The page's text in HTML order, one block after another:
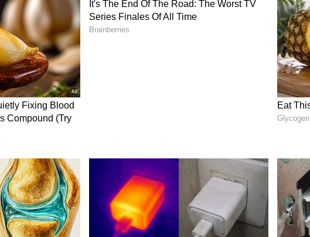
கும்மனூர், ஆங்காடு, அருமந்தை, வீச்சூர், வெள்ளிவயல்,
சுற்றியுள்ள அனைத்து பகுதிகளும் அடங்கும்.
ரோடு, ஜமால்ஸ் அபார்ட்மெண்ட் அதனை சுற்றியுள்ள